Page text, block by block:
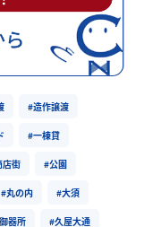
#造作譲渡
#一棟貸
店街 #公園
#丸の内 #大須
器所 #久屋大通